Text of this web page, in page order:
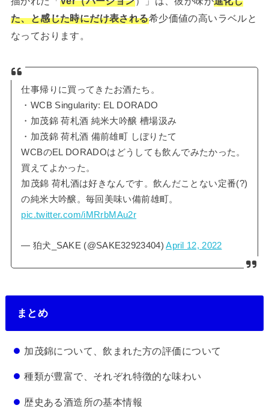
た、と感じた時にだけ表される希少価値の高いラベルと
なっております。
仕事帰りに買ってきたお酒たち。
・WCB Singularity: EL DORADO
・加茂錦 荷札酒 純米大吟醸 槽場汲み
・加茂錦 荷札酒 備前雄町 しぼりたて
WCBのEL DORADOはどうしても飲んでみたかった。
買えてよかった。
加茂錦 荷札酒は好きなんです。飲んだことない定番(?)
の純米大吟醸。毎回美味い備前雄町。
pic.twitter.com/iMRrbMAu2r
— 狛犬_SAKE (@SAKE32923404)April 12, 2022
まとめ
加茂錦について、飲まれた方の評価について
種類が豊富で、それぞれ特徴的な味わい
歴史ある酒造所の基本情報